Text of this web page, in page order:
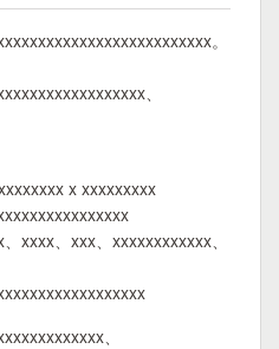
。
、
x xxxxxxxxx
xxxx、xxx、xxxxxxxxxxxx、
、